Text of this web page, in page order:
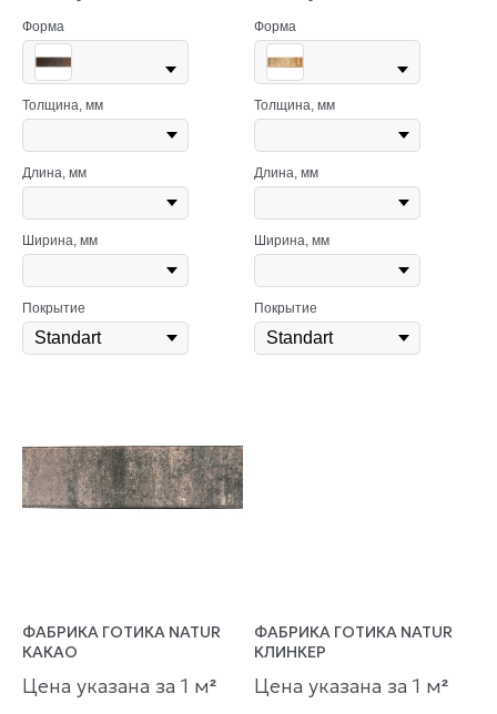
Форма
Толщина, мм
Длина, мм
Ширина, мм
Покрытие
Форма
Толщина, мм
Длина, мм
Ширина, мм
Покрытие
ФАБРИКА ГОТИКА NATUR
КАКАО
Цена указана за 1 м²
ФАБРИКА ГОТИКА NATUR
КЛИНКЕР
Цена указана за 1 м²